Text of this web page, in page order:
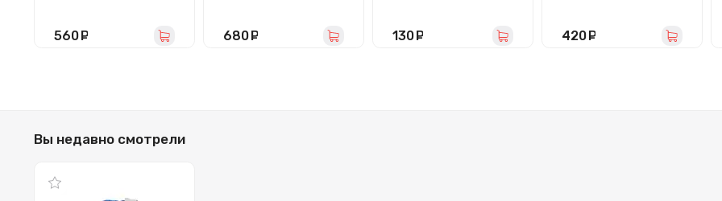
560 680 130 420
Вы недавно смотрели